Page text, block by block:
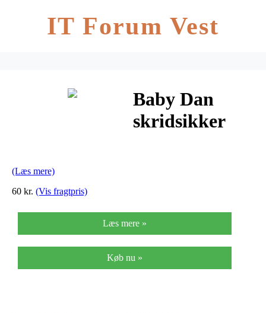
IT Forum Vest
Baby Dan
skridsikker
(Læs mere)
60 kr. (Vis fragtpris)
Læs mere »
Køb nu »